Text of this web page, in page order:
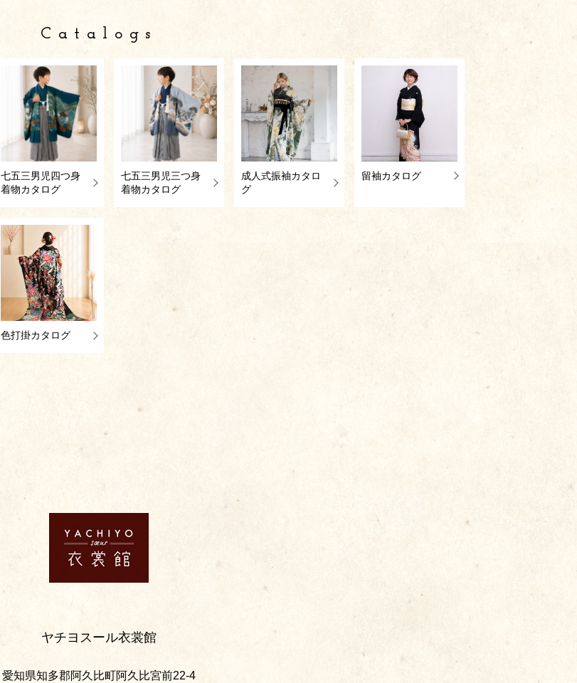
Catalogs
七五三男児四つ身
着物カタログ
七五三男児三つ身
着物カタログ
成人式振袖カタロ
グ
留袖カタログ
色打掛カタログ
ヤチヨスール衣裳館
愛知県知多郡阿久比町阿久比宮前22-4